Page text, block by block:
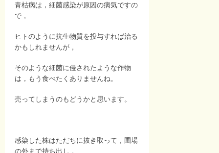
青枯病は，細菌感染が原因の病気ですの
で，
ヒトのように抗生物質を投与すれば治る
かもしれませんが，
そのような細菌に侵されたような作物
は，もう食べたくありませんね。
売ってしまうのもどうかと思います。
感染した株はただちに抜き取って，圃場
の外まで持ち出し，